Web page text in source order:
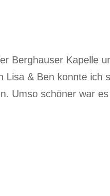
Berghauser Kapelle
Lisa & Ben konnte ich
Umso schöner war